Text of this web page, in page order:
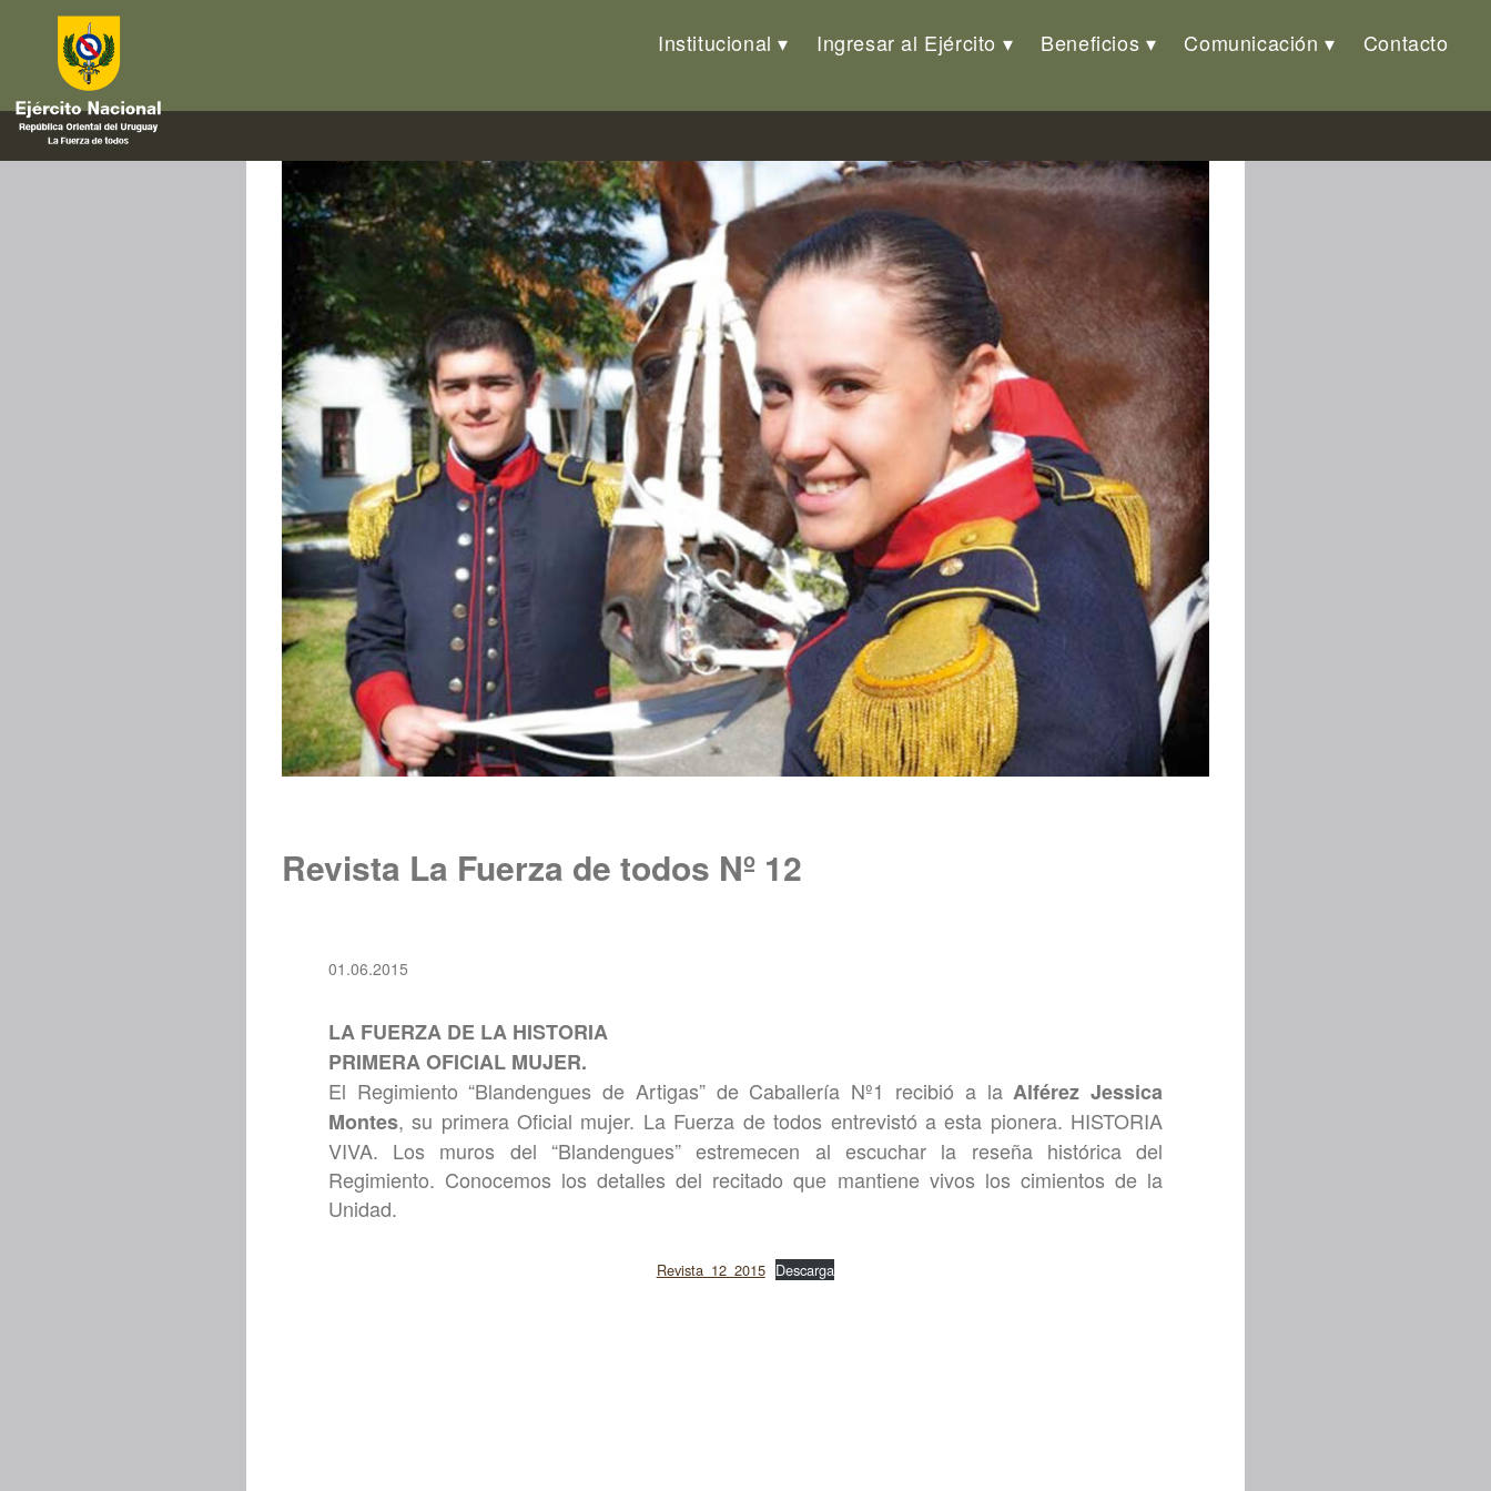
Institucional Ingresar al Ejército Beneficios Comunicación Contacto
Revista La Fuerza de todos Nº 12
01.06.2015
LA FUERZA DE LA HISTORIA
PRIMERA OFICIAL MUJER.
El Regimiento “Blandengues de Artigas” de Caballería Nº1 recibió a la Alférez Jessica
Montes, su primera Oficial mujer. La Fuerza de todos entrevistó a esta pionera. HISTORIA
VIVA. Los muros del “Blandengues” estremecen al escuchar la reseña histórica del
Regimiento. Conocemos los detalles del recitado que mantiene vivos los cimientos de la
Unidad.
Revista_12_2015 Descarga